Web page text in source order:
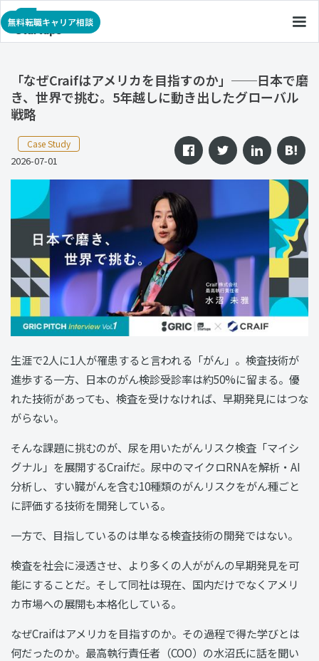
無料転職キャリア相談
「なぜCraifはアメリカを目指すのか」──日本で磨
き、世界で挑む。5年越しに動き出したグローバル
戦略
Case Study
2026-07-01
生涯で2人に1人が罹患すると言われる「がん」。検査技術が
進歩する一方、日本のがん検診受診率は約50%に留まる。優
れた技術があっても、検査を受けなければ、早期発見にはつな
がらない。
そんな課題に挑むのが、尿を用いたがんリスク検査「マイシ
グナル」を展開するCraifだ。尿中のマイクロRNAを解析・AI
分析し、すい臓がんを含む10種類のがんリスクをがん種ごと
に評価する技術を開発している。
一方で、目指しているのは単なる検査技術の開発ではない。
検査を社会に浸透させ、より多くの人ががんの早期発見を可
能にすることだ。そして同社は現在、国内だけでなくアメリ
カ市場への展開も本格化している。
なぜCraifはアメリカを目指すのか。その過程で得た学びとは
何だったのか。最高執行責任者（COO）の水沼氏に話を聞い